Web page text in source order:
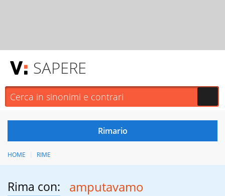
SAPERE
HOME RIME
Rima con: amputavamo